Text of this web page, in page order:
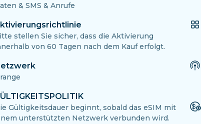
& SMS & Anrufe
stellen Sie sicher, dass die Aktivierung
von 60 Tagen nach dem Kauf erfolgt.
Gültigkeitsdauer beginnt, sobald das eSIM mit
unterstützten Netzwerk verbunden wird.